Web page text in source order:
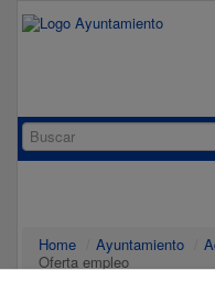
Ciudad
Home Ayuntamiento
Oferta empleo